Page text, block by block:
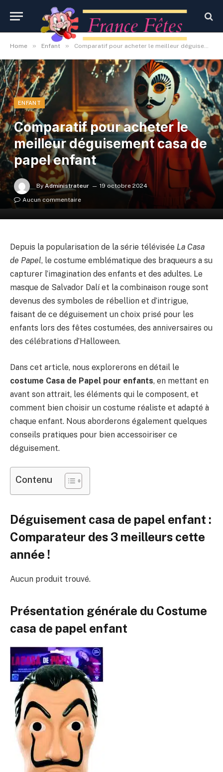
Home » Enfant » Comparatif pour acheter le meilleur déguisement casa de papel enfant
ENFANT
Comparatif pour acheter le
meilleur déguisement casa de
papel enfant
By Administrateur
19 octobre 2024
Aucun commentaire
Depuis la popularisation de la série télévisée La Casa
de Papel, le costume emblématique des braqueurs a su
capturer l’imagination des enfants et des adultes. Le
masque de Salvador Dalí et la combinaison rouge sont
devenus des symboles de rébellion et d’intrigue,
faisant de ce déguisement un choix prisé pour les
enfants lors des fêtes costumées, des anniversaires ou
des célébrations d’Halloween.
Dans cet article, nous explorerons en détail le
costume Casa de Papel pour enfants, en mettant en
avant son attrait, les éléments qui le composent, et
comment bien choisir un costume réaliste et adapté à
chaque enfant. Nous aborderons également quelques
conseils pratiques pour bien accessoiriser ce
déguisement.
Contenu
Déguisement casa de papel enfant :
Comparateur des 3 meilleurs cette
année !
Aucun produit trouvé.
Présentation générale du Costume
casa de papel enfant